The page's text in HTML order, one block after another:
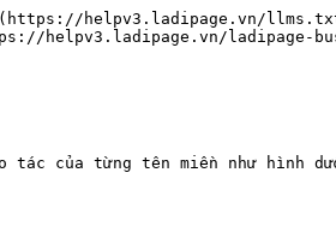
helpv3.ladipage.vn/
helpv3.ladipage.vn/ladipage-
tác của từng tên miền như hình